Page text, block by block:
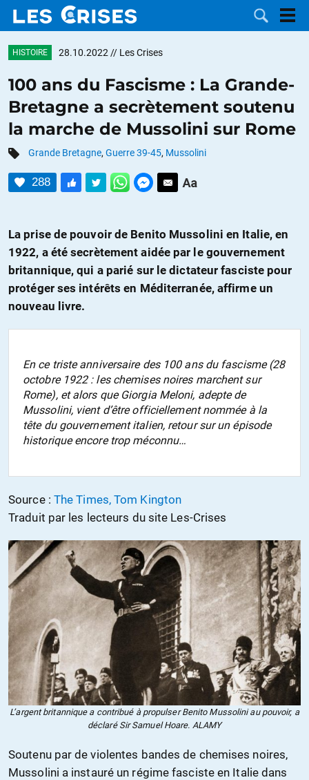
DOSSIERS
CATÉGORIES
MOTS CLÉS
CONTACTER
FAIRE UN
DON
HISTOIRE 28.10.2022 // Les Crises
100 ans du Fascisme : La Grande-
Bretagne a secrètement soutenu
la marche de Mussolini sur Rome
Grande Bretagne, Guerre 39-45, Mussolini
288
La prise de pouvoir de Benito Mussolini en Italie, en
1922, a été secrètement aidée par le gouvernement
britannique, qui a parié sur le dictateur fasciste pour
protéger ses intérêts en Méditerranée, affirme un
nouveau livre.
En ce triste anniversaire des 100 ans du fascisme (28
octobre 1922 : les chemises noires marchent sur
Rome), et alors que Giorgia Meloni, adepte de
Mussolini, vient d’être officiellement nommée à la
tête du gouvernement italien, retour sur un épisode
historique encore trop méconnu…
Source : The Times, Tom Kington
Traduit par les lecteurs du site Les-Crises
L’argent britannique a contribué à propulser Benito Mussolini au pouvoir, a
déclaré Sir Samuel Hoare. ALAMY
Soutenu par de violentes bandes de chemises noires,
Mussolini a instauré un régime fasciste en Italie dans